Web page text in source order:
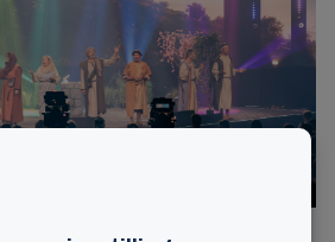
opp som skuespillere i